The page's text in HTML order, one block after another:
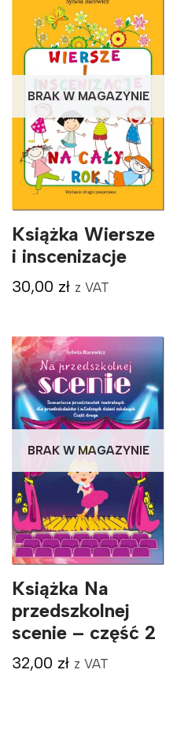
BRAK W MAGAZYNIE
Książka Wiersze
i inscenizacje
30,00 zł z VAT
BRAK W MAGAZYNIE
Książka Na
przedszkolnej
scenie – część 2
32,00 zł z VAT